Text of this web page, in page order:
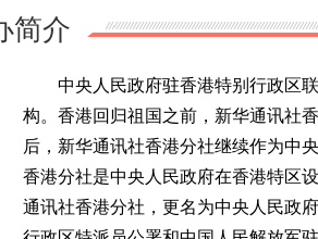
简介
中央人民政府驻香港特别行政区
构。香港回归祖国之前，新华通讯社
后，新华通讯社香港分社继续作为中
香港分社是中央人民政府在香港特区
通讯社香港分社，更名为中央人民政